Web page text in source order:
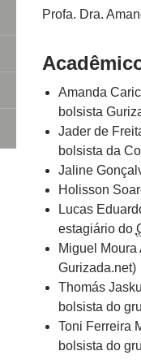
Profa. Dra.
Amanda
bolsista
Jader de
bolsista da
Jaline
Holisson
Lucas
estagiário do
Miguel
Gurizada.net)
Thomás
bolsista do
Toni Ferreira
bolsista do